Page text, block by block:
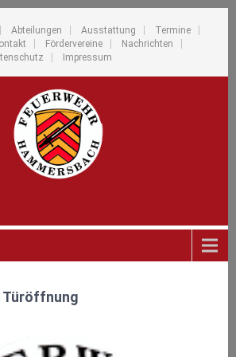
Abteilungen Ausstattung
Termine
Fördervereine
Nachrichten
Impressum
Türöffnung